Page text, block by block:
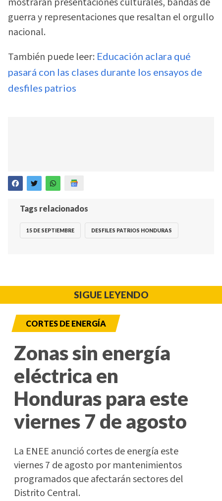
guerra y representaciones que resaltan el orgullo
nacional.
También puede leer: Educación aclara qué
pasará con las clases durante los ensayos de
desfiles patrios
Tags relacionados
15 DE SEPTIEMBRE DESFILES PATRIOS HONDURAS
SIGUE LEYENDO
CORTES DE ENERGÍA
Zonas sin energía
eléctrica en
Honduras para este
viernes 7 de agosto
La ENEE anunció cortes de energía este
viernes 7 de agosto por mantenimientos
programados que afectarán sectores del
Distrito Central.